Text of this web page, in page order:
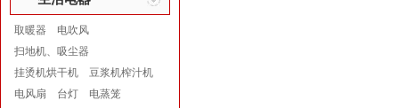
取暖器
电吹风
扫地机、吸尘器
挂烫机烘干机
豆浆机榨汁机
电风扇
台灯
电蒸笼